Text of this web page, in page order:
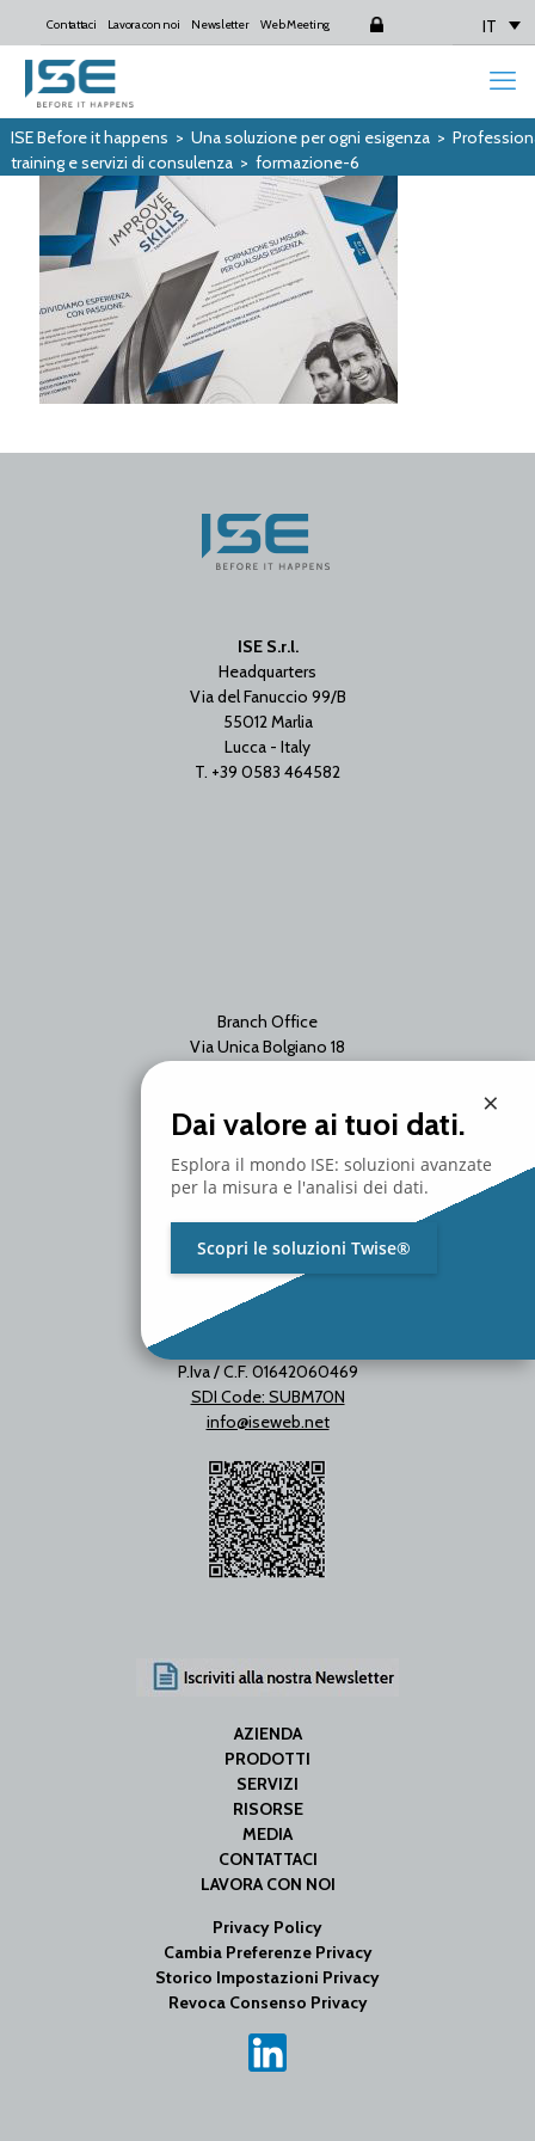
Contattaci Lavora con noi Newsletter Web Meeting IT
ISE Before it happens > Una soluzione per ogni esigenza>
training e servizi di consulenza> formazione-6
ISE S.r.l.
Headquarters
Via del Fanuccio 99/B
55012 Marlia
Lucca - Italy
T. +39 0583 464582
Branch Office
Via Unica Bolgiano 18
T. +39 02 2153663
P.Iva / C.F. 01642060469
SDI Code: SUBM70N
info@iseweb.net
AZIENDA
PRODOTTI
SERVIZI
RISORSE
MEDIA
CONTATTACI
LAVORA CON NOI
Privacy Policy
Cambia Preferenze Privacy
Storico Impostazioni Privacy
Revoca Consenso Privacy
×
Dai valore ai tuoi dati.
Esplora il mondo ISE: soluzioni avanzate
per la misura e l'analisi dei dati.
Scopri le soluzioni Twise®